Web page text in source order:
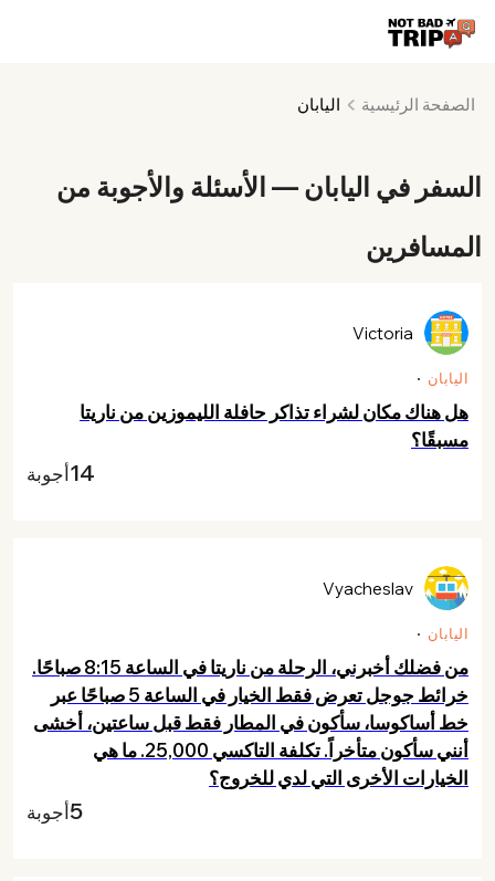
الصفحة الرئيسية اليابان
السفر في اليابان — الأسئلة والأجوبة من
المسافرين
اليابان
هل هناك مكان لشراء تذاكر حافلة الليموزين من ناريتا
مسبقًا؟
Victoria
14أجوبة
اليابان
من فضلك أخبرني، الرحلة من ناريتا في الساعة 8:15 صباحًا.
خرائط جوجل تعرض فقط الخيار في الساعة 5 صباحًا عبر
خط أساكوسا، سأكون في المطار فقط قبل ساعتين، أخشى
أنني سأكون متأخراً. تكلفة التاكسي 25,000. ما هي
الخيارات الأخرى التي لدي للخروج؟
Vyacheslav
5أجوبة